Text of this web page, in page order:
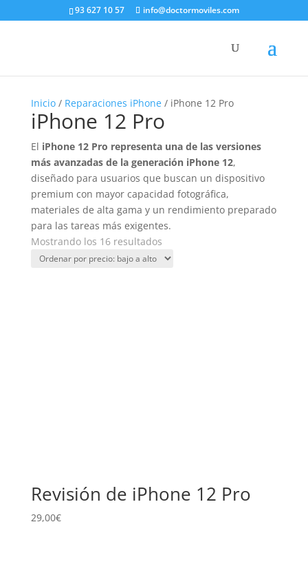
93 627 10 57 info@doctormoviles.com
Inicio/ Reparaciones iPhone/ iPhone 12 Pro
iPhone 12 Pro
El iPhone 12 Pro representa una de las versiones
más avanzadas de la generación iPhone 12,
diseñado para usuarios que buscan un dispositivo
premium con mayor capacidad fotográfica,
materiales de alta gama y un rendimiento preparado
para las tareas más exigentes.
Mostrando los 16 resultadosOrdenado
por
Revisión de iPhone 12 Pro
29,00€